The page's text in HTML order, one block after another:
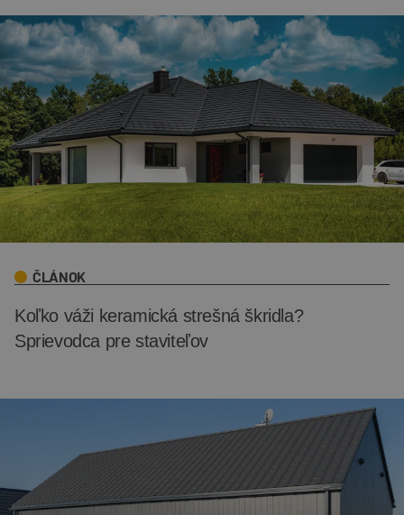
ČLÁNOK
Koľko váži keramická strešná škridla?
Sprievodca pre staviteľov